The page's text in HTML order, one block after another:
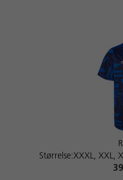
Størrelse:XXXL, XXL,